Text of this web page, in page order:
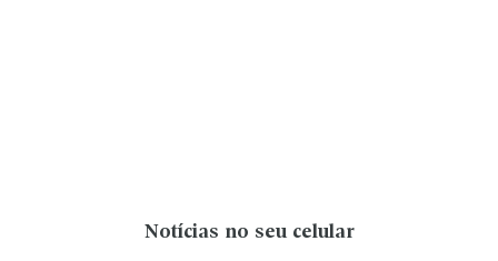
Notícias no seu celular